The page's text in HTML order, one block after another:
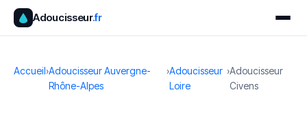
Adoucisseur.fr
Accueil›Adoucisseur Auvergne-
Rhône-Alpes
›Adoucisseur
Loire
›Adoucisseur
Civens